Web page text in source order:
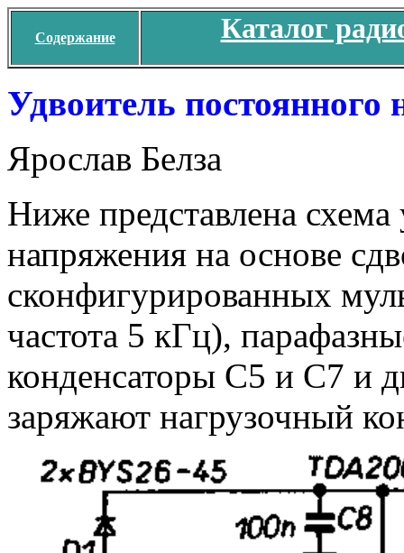
Содержание Каталог
Удвоитель постоянного
Ярослав Белза
Ниже представлена схема
напряжения на основе
сконфигурированных
частота 5 кГц),
конденсаторы С5 и С7 и
заряжают нагрузочный